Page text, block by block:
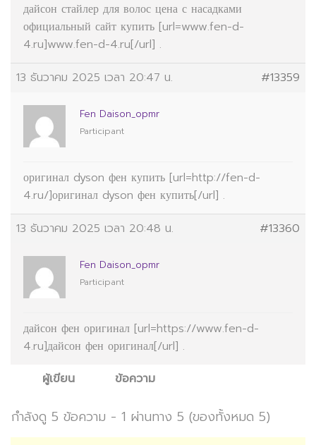
дайсон стайлер для волос цена с насадками
официальный сайт купить [url=www.fen-d-
4.ru]www.fen-d-4.ru[/url] .
13 ธันวาคม 2025 เวลา 20:47 น.
#13359
Fen Daison_opmr
Participant
оригинал dyson фен купить [url=http://fen-d-
4.ru/]оригинал dyson фен купить[/url] .
13 ธันวาคม 2025 เวลา 20:48 น.
#13360
Fen Daison_opmr
Participant
дайсон фен оригинал [url=https://www.fen-d-
4.ru]дайсон фен оригинал[/url] .
ผู้เขียน
ข้อความ
กำลังดู 5 ข้อความ - 1 ผ่านทาง 5 (ของทั้งหมด 5)